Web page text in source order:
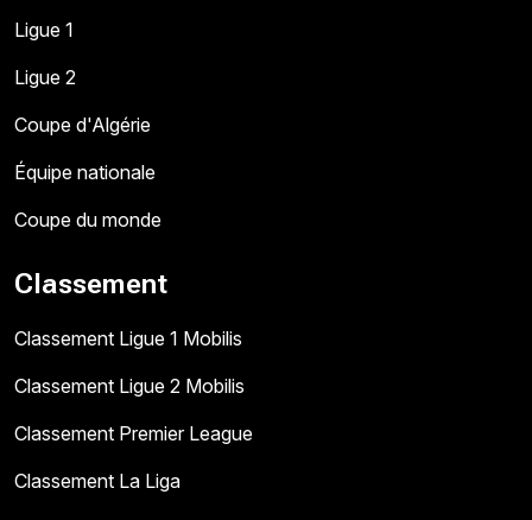
Ligue 1
Ligue 2
Coupe d'Algérie
Équipe nationale
Coupe du monde
Classement
Classement Ligue 1 Mobilis
Classement Ligue 2 Mobilis
Classement Premier League
Classement La Liga